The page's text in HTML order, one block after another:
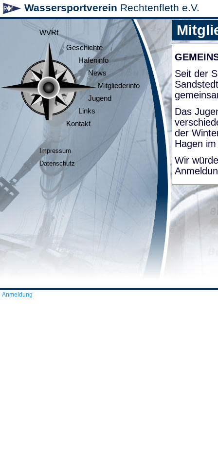
Wassersportverein Rechtenfleth e.V.
WVRf
Geschichte
Hafeninfo
News
Mitgliederinfo
Jugend
Links
Kontakt
Impressum
Datenschutz
Seit der
Das
der
Hagen
Wir
Anmeldung